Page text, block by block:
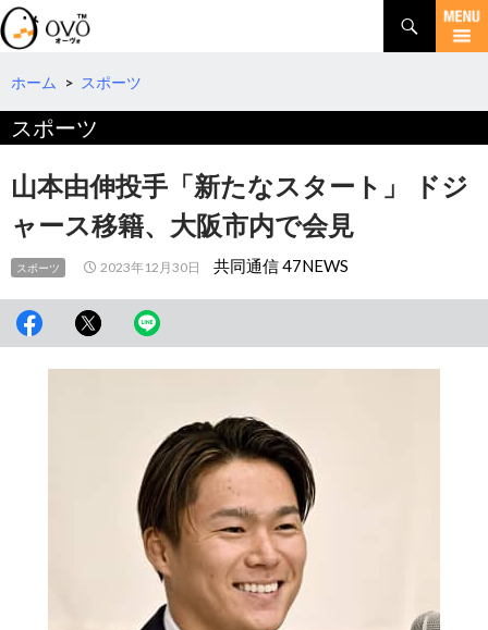
検
索
コ
テ
へ
動
ホーム > スポーツ
スポーツ
山本由伸投手「新たなスタート」 ドジ
ャース移籍、大阪市内で会見
スポーツ 2023年12月30日 共同通信 47NEWS